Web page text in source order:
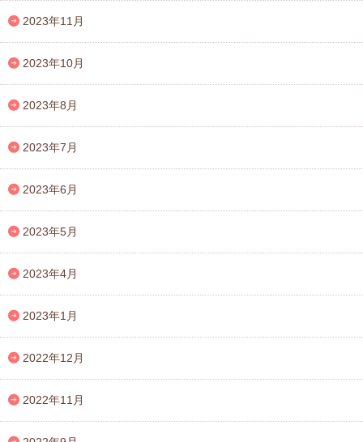
2023年11月
2023年10月
2023年8月
2023年7月
2023年6月
2023年5月
2023年4月
2023年1月
2022年12月
2022年11月